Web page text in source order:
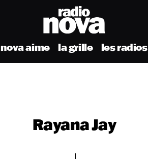
nova aime la grille les radios
Rayana Jay